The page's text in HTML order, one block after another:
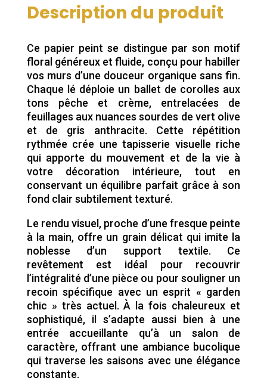
Description du produit
Ce papier peint se distingue par son motif
floral généreux et fluide, conçu pour habiller
vos murs d’une douceur organique sans fin.
Chaque lé déploie un ballet de corolles aux
tons pêche et crème, entrelacées de
feuillages aux nuances sourdes de vert olive
et de gris anthracite. Cette répétition
rythmée crée une tapisserie visuelle riche
qui apporte du mouvement et de la vie à
votre décoration intérieure, tout en
conservant un équilibre parfait grâce à son
fond clair subtilement texturé.
Le rendu visuel, proche d’une fresque peinte
à la main, offre un grain délicat qui imite la
noblesse d’un support textile. Ce
revêtement est idéal pour recouvrir
l’intégralité d’une pièce ou pour souligner un
recoin spécifique avec un esprit « garden
chic » très actuel. À la fois chaleureux et
sophistiqué, il s’adapte aussi bien à une
entrée accueillante qu’à un salon de
caractère, offrant une ambiance bucolique
qui traverse les saisons avec une élégance
constante.